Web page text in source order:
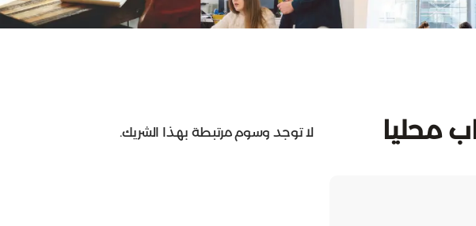
محليا
لا توجد وسوم مرتبطة بهذا الشريك.